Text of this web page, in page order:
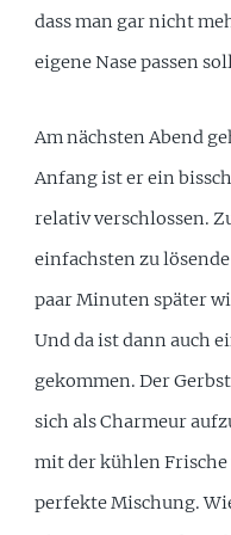
dass man gar nicht
eigene Nase passen
Am nächsten Abend
Anfang ist er ein
relativ verschlossen.
einfachsten zu
paar Minuten später
Und da ist dann auch
gekommen. Der
sich als Charmeur
mit der kühlen
perfekte Mischung.